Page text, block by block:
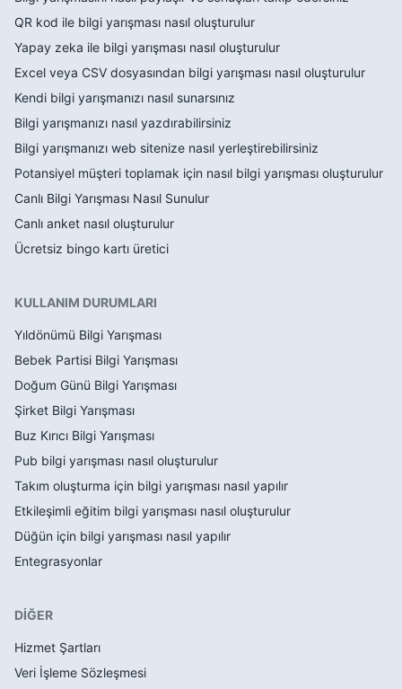
QR kod ile bilgi yarışması nasıl oluşturulur
Yapay zeka ile bilgi yarışması nasıl oluşturulur
Excel veya CSV dosyasından bilgi yarışması nasıl oluşturulur
Kendi bilgi yarışmanızı nasıl sunarsınız
Bilgi yarışmanızı nasıl yazdırabilirsiniz
Bilgi yarışmanızı web sitenize nasıl yerleştirebilirsiniz
Potansiyel müşteri toplamak için nasıl bilgi yarışması oluşturulur
Canlı Bilgi Yarışması Nasıl Sunulur
Canlı anket nasıl oluşturulur
Ücretsiz bingo kartı üretici
KULLANIM DURUMLARI
Yıldönümü Bilgi Yarışması
Bebek Partisi Bilgi Yarışması
Doğum Günü Bilgi Yarışması
Şirket Bilgi Yarışması
Buz Kırıcı Bilgi Yarışması
Pub bilgi yarışması nasıl oluşturulur
Takım oluşturma için bilgi yarışması nasıl yapılır
Etkileşimli eğitim bilgi yarışması nasıl oluşturulur
Düğün için bilgi yarışması nasıl yapılır
Entegrasyonlar
DİĞER
Hizmet Şartları
Veri İşleme Sözleşmesi